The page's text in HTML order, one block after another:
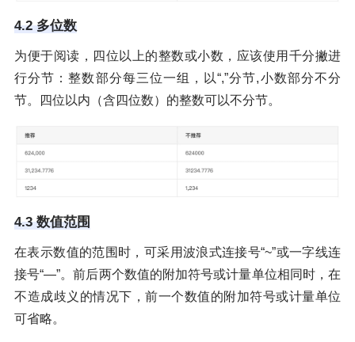
4.2 多位数
为便于阅读，四位以上的整数或小数，应该使用千分撇进
行分节：整数部分每三位一组，以“,”分节,小数部分不分
节。四位以内（含四位数）的整数可以不分节。
4.3 数值范围
在表示数值的范围时，可采用波浪式连接号“~”或一字线连
接号“—”。前后两个数值的附加符号或计量单位相同时，在
不造成歧义的情况下，前一个数值的附加符号或计量单位
可省略。